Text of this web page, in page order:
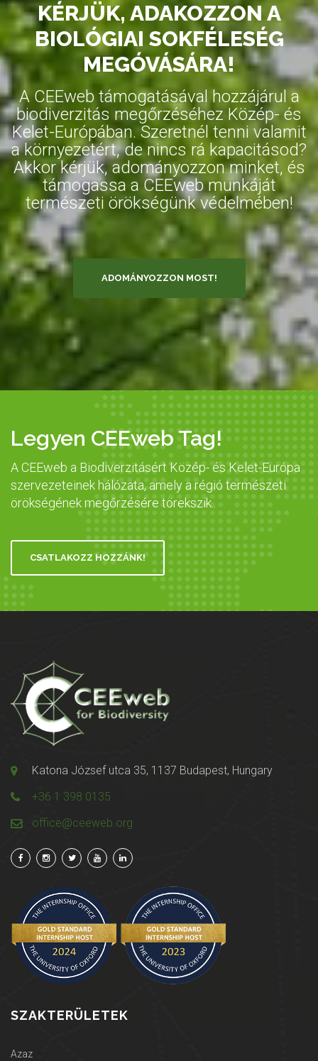
KÉRJÜK, ADAKOZZON A
BIOLÓGIAI SOKFÉLESÉG
MEGÓVÁSÁRA!
A CEEweb támogatásával hozzájárul a
biodiverzitás megőrzéséhez Közép- és
Kelet-Európában. Szeretnél tenni valamit
a környezetért, de nincs rá kapacitásod?
Akkor kérjük, adományozzon minket, és
támogassa a CEEweb munkáját
természeti örökségünk védelmében!
ADOMÁNYOZZON MOST!
Legyen CEEweb Tag!
A CEEweb a Biodiverzitásért Közép- és Kelet-Európa
szervezeteinek hálózata, amely a régió természeti
örökségének megőrzésére törekszik..
CSATLAKOZZ HOZZÁNK!
Katona József utca 35, 1137 Budapest, Hungary
+36 1 398 0135
office@ceeweb.org
SZAKTERÜLETEK
Azaz